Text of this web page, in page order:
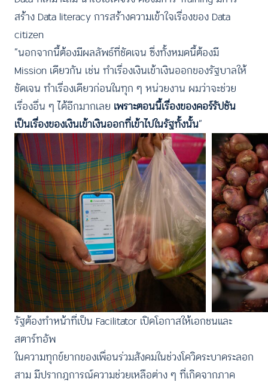
สร้าง Data literacy การสร้างความเข้าใจเรื่องของ Data
citizen
“นอกจากนี้ต้องมีผลลัพธ์ที่ชัดเจน ซึ่งทั้งหมดนี้ต้องมี
Mission เดียวกัน เช่น ทำเรื่องเงินเข้าเงินออกของรัฐบาลให้
ชัดเจน ทำเรื่องเดียวก่อนในทุก ๆ หน่วยงาน ผมว่าจะช่วย
เรื่องอื่น ๆ ได้อีกมากเลย เพราะตอนนี้เรื่องของคอร์รัปชัน
เป็นเรื่องของเงินเข้าเงินออกที่เข้าไปในรัฐทั้งนั้น”
รัฐต้องทำหน้าที่เป็น Facilitator เปิดโอกาสให้เอกชนและ
สตาร์ทอัพ
ในความทุกข์ยากของเพื่อนร่วมสังคมในช่วงโควิดระบาดระลอก
สาม มีปรากฎการณ์ความช่วยเหลือต่าง ๆ ที่เกิดจากภาค